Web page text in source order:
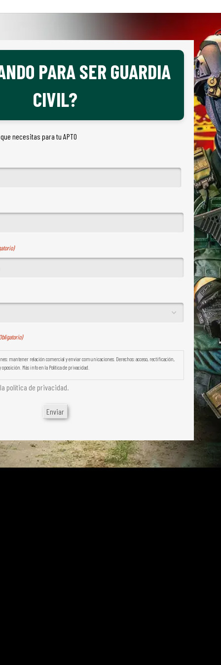
PARA SER GUARDIA
CIVIL?
necesitas para tu APTO
Fines: mantener relación comercial y enviar comunicaciones. Derechos: acceso, rectificación,
Más info en la Política de privacidad.
política de privacidad.